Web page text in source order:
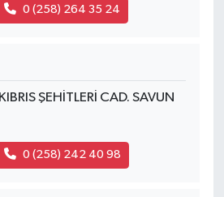
0 (258) 264 35 24
ŞEHİTLERİ CAD. SAVUN
0 (258) 242 40 98